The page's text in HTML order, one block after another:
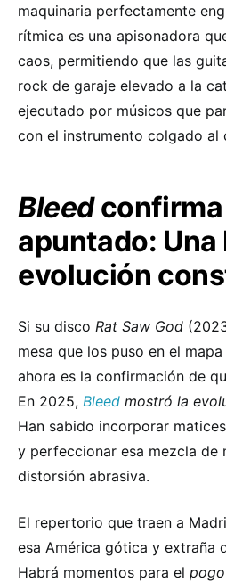
maquinaria perfectamente
rítmica es una apisonadora
caos, permitiendo que las
rock de garaje elevado a la
ejecutado por músicos que
con el instrumento colgado al
Bleed
apuntado: Una
evolución
Si su disco Rat Saw God
mesa que los puso en el
ahora es la confirmación de
En 2025, Bleed mostró la
Han sabido incorporar
y perfeccionar esa mezcla de
distorsión abrasiva.
El repertorio que traen a
esa América gótica y extraña
Habrá momentos para el pogo